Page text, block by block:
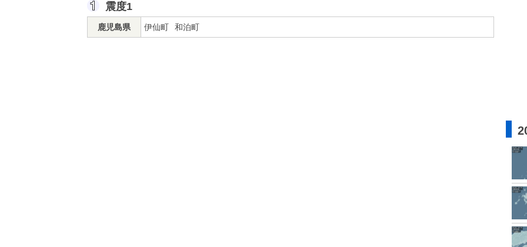
震度1
鹿児島県 伊仙町 和泊町